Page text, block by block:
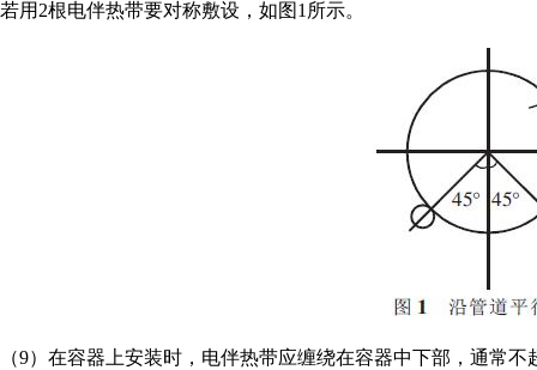
若用2根电伴热带要对称敷设，如图1所示。
（9）在容器上安装时，电伴热带应缠绕在容器中下部，通常